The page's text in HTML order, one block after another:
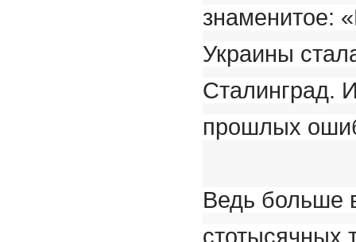
знаменитое:
Украины
Сталинград.
прошлых
Ведь больше
стотысячных